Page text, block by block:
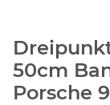
50cm
Porsche